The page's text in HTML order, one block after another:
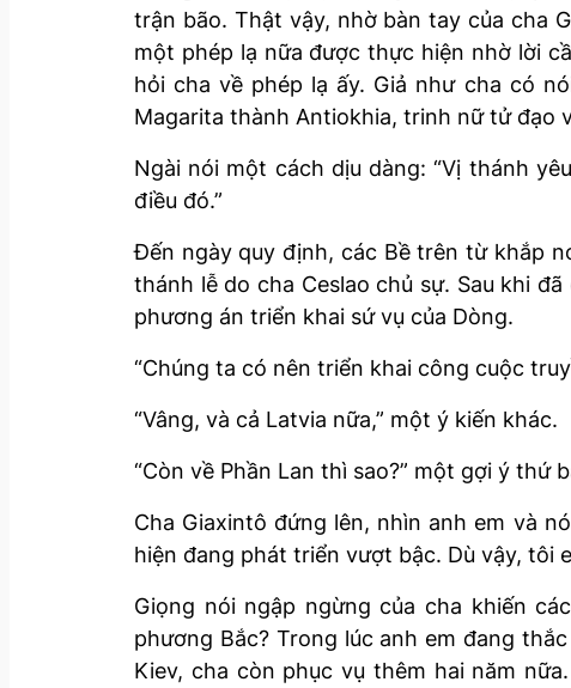
trận bão. Thật vậy, nhờ bàn tay của cha
một phép lạ nữa được thực hiện nhờ lời
hỏi cha về phép lạ ấy. Giả như cha có
Magarita thành Antiokhia, trinh nữ tử đạo
Ngài nói một cách dịu dàng: “Vị thánh
điều đó.”
Đến ngày quy định, các Bề trên từ khắp
thánh lễ do cha Ceslao chủ sự. Sau khi
phương án triển khai sứ vụ của Dòng.
“Chúng ta có nên triển khai công cuộc
“Vâng, và cả Latvia nữa,” một ý kiến khác.
“Còn về Phần Lan thì sao?” một gợi ý thứ
Cha Giaxintô đứng lên, nhìn anh em và
hiện đang phát triển vượt bậc. Dù vậy, tôi
Giọng nói ngập ngừng của cha khiến
phương Bắc? Trong lúc anh em đang
Kiev, cha còn phục vụ thêm hai năm